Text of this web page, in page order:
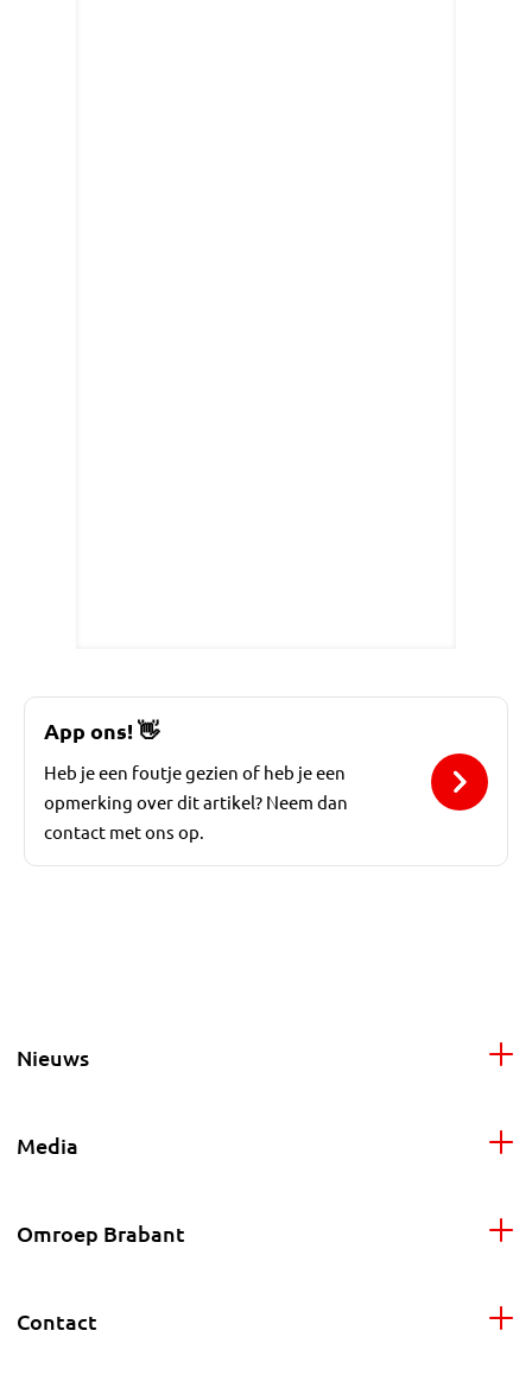
App ons!👋
Heb je een foutje gezien of heb je een
opmerking over dit artikel? Neem dan
contact met ons op.
Nieuws
Media
Omroep Brabant
Contact